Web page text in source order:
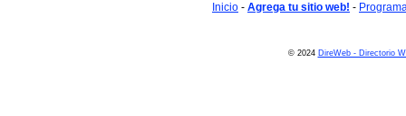
Inicio - Agrega tu sitio web! -
© 2024 DireWeb - Directorio